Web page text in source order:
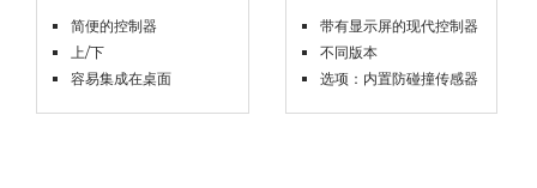
简便的控制器
上/下
容易集成在桌面
带有显示屏的现代控制器
不同版本
选项：内置防碰撞传感器